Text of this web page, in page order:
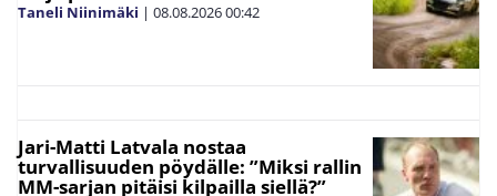
Taneli Niinimäki | 08.08.202600:42
Jari-Matti Latvala nostaa
turvallisuuden pöydälle: ”Miksi rallin
MM-sarjan pitäisi kilpailla siellä?”